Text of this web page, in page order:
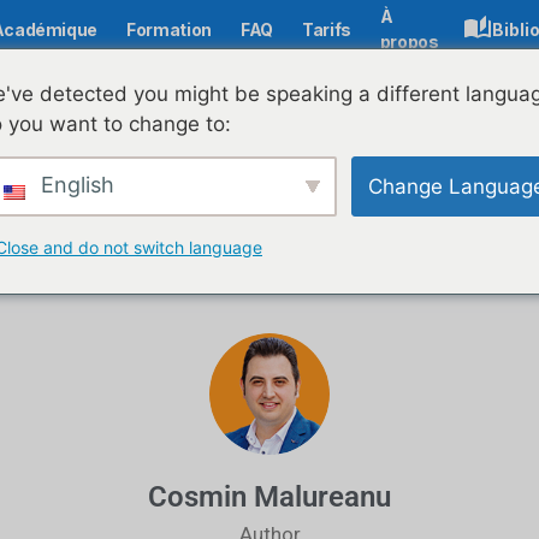
Formation FAQ Tarifs
À
propos
et mesures
Module d'apprentissage en ligne gratuit
Cosmin Malureanu
Author
detected you might be speaking a different
you want to change to:
English Change
and do not switch language